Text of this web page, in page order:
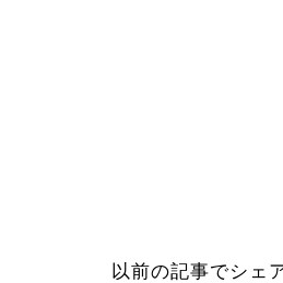
以前の記事でシェ